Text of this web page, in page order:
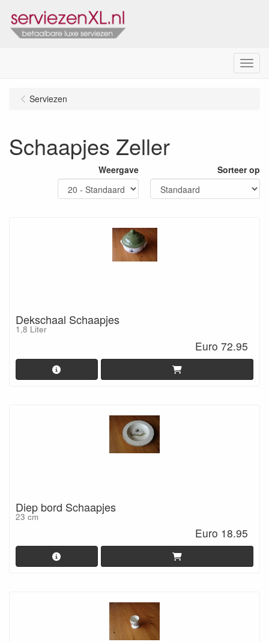
Menu
Serviezen
Schaapjes Zeller
Weergave Sorteer op
Dekschaal Schaapjes
1,8 Liter
Euro 72.95
Diep bord Schaapjes
23 cm
Euro 18.95